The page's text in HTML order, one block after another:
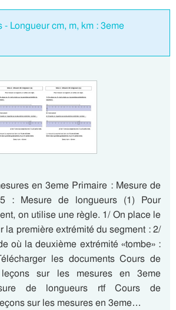
- Longueur cm, m, km : 3eme
en 3eme Primaire : Mesure de
: Mesure de longueurs (1) Pour
on utilise une règle. 1/ On place le
la première extrémité du segment : 2/
où la deuxième extrémité «tombe» :
les documents Cours de
leçons sur les mesures en 3eme
de longueurs rtf Cours de
sur les mesures en 3eme…